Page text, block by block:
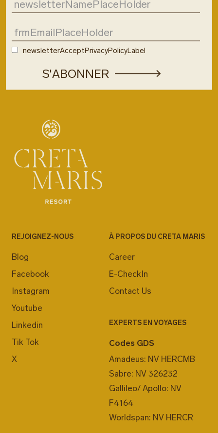
newsletterAcceptPrivacyPolicyLabel
REJOIGNEZ-NOUS
Blog
Facebook
Instagram
Youtube
Linkedin
Tik Tok
X
À PROPOS DU CRETA MARIS
Career
E-CheckIn
Contact Us
EXPERTS EN VOYAGES
Codes GDS
Amadeus: NV HERCMB
Sabre: NV 326232
Gallileo/ Apollo: NV
F4164
Worldspan: NV HERCR